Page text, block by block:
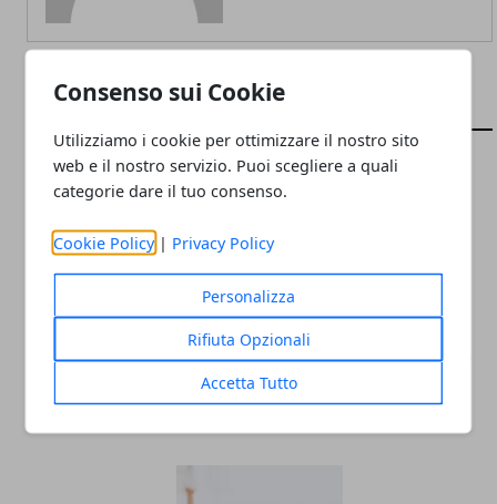
Consenso sui Cookie
Utilizziamo i cookie per ottimizzare il nostro sito
web e il nostro servizio. Puoi scegliere a quali
categorie dare il tuo consenso.
Cookie Policy | Privacy Policy
Personalizza
Rifiuta Opzionali
Accetta Tutto
Settore dell'abbigliamento: come essere
rilevanti sul web se gestisci un'impresa
29/07/2024